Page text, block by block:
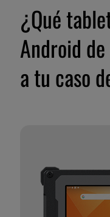
¿Qué
Android
a tu caso